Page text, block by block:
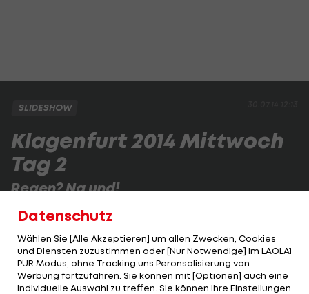
SLIDESHOW
Klagenfurt 2014 Mittwoch
Tag 2
Regen? Na und!
Der zweite Tag in Klagenfurt beginnt nass. Die
1 VON 33
Datenschutz
Wählen Sie [Alle Akzeptieren] um allen Zwecken, Cookies
und Diensten zuzustimmen oder [Nur Notwendige] im LAOLA1
PUR Modus, ohne Tracking uns Peronsalisierung von
Werbung fortzufahren. Sie können mit [Optionen] auch eine
individuelle Auswahl zu treffen. Sie können Ihre Einstellungen